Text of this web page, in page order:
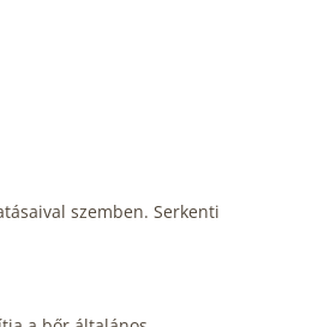
szemben. Serkenti